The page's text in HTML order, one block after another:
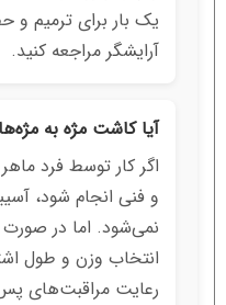
یک بار برای ترمیم و
آرایشگر مراجعه کنید.
آیا کاشت مژه به
اگر کار توسط فرد
و فنی انجام شود،
نمی‌شود. اما در
انتخاب وزن و طول
رعایت مراقبت‌های